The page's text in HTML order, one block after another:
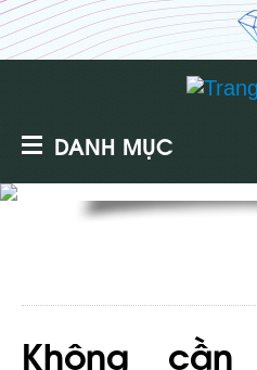
DANH MỤC
Không